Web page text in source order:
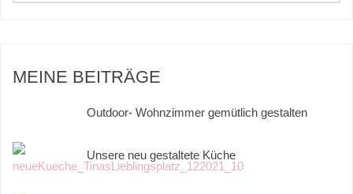
MEINE BEITRÄGE
Outdoor- Wohnzimmer gemütlich gestalten
Unsere neu gestaltete Küche